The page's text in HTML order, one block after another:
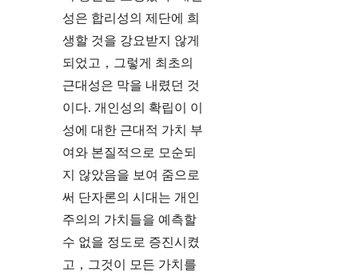
성은 합리성의 제단에 희
생할 것을 강요받지 않게
되었고，그렇게 최초의
근대성은 막을 내렸던 것
이다. 개인성의 확립이 이
성에 대한 근대적 가치 부
여와 본질적으로 모순되
지 않았음을 보여 줌으로
써 단자론의 시대는 개인
주의의 가치들을 예측할
수 없을 정도로 증진시켰
고，그것이 모든 가치를